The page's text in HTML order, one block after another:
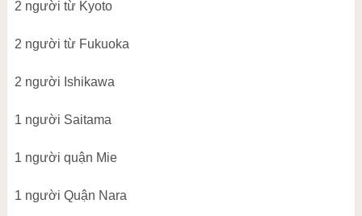
2 người từ Kyoto
2 người từ Fukuoka
2 người Ishikawa
1 người Saitama
1 người quận Mie
1 người Quận Nara